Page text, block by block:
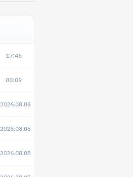
17:46
00:09
2026.08.08
2026.08.08
2026.08.08